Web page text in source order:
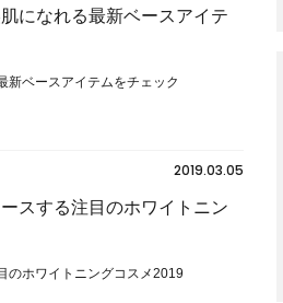
になれる最新ベースアイテ
新ベースアイテムをチェック
2019.03.05
スする注目のホワイトニン
のホワイトニングコスメ2019